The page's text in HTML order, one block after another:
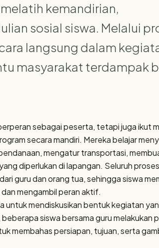
kemandirian,
sosial siswa. Melalui
langsung dalam
masyarakat terdampak
sebagai peserta, tetapi juga ikut
secara mandiri. Mereka belajar
mengatur transportasi,
diperlukan di lapangan. Seluruh
guru dan orang tua, sehingga siswa
mengambil peran aktif.
untuk mendiskusikan bentuk kegiatan
siswa bersama guru melakukan
membahas persiapan, tujuan, serta